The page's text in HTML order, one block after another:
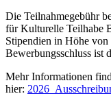
Die Teilnahmegebühr
für Kulturelle Teilhabe
Stipendien in Höhe
Bewerbungsschluss ist
Mehr Informationen
hier: